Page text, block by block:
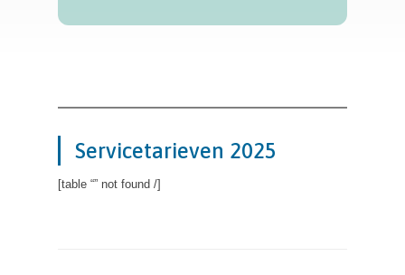
Servicetarieven 2025
[table “” not found /]